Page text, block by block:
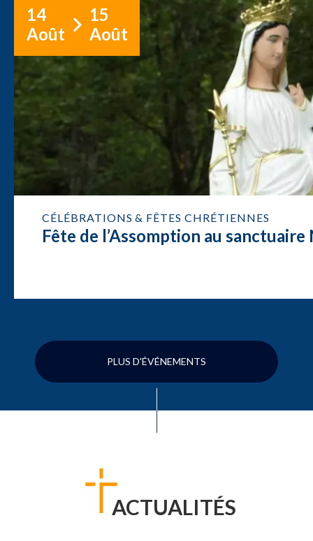
14
Août
15
Août
CÉLÉBRATIONS & FÊTES CHRÉTIENNES
Fête de l’Assomption au
PLUS D'ÉVÉNEMENTS
ACTUALITÉS